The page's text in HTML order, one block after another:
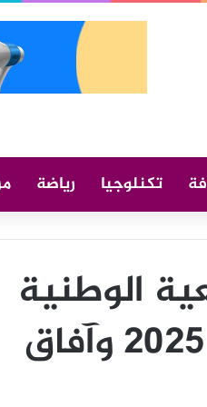
تكنلوجيا رياضة
الوطنية
حصيلة عمل الحكومة لسنة 2025 وآفاق